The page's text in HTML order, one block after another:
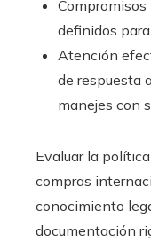
definidos
Atención
de respuesta
manejes con
Evaluar la
compras
conocimiento
documentación